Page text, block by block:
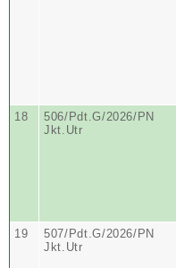
18
506/Pdt.G/2026/PN
Jkt.Utr
19
507/Pdt.G/2026/PN
Jkt.Utr